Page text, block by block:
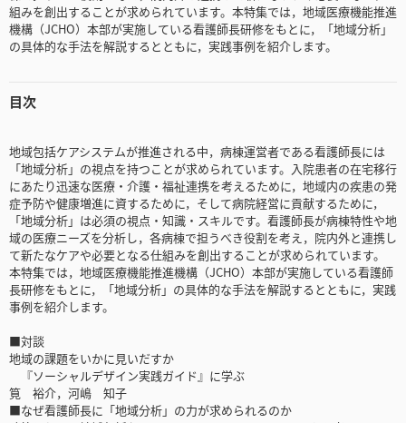
組みを創出することが求められています。本特集では，地域医療機能推進
機構（JCHO）本部が実施している看護師長研修をもとに，「地域分析」
の具体的な手法を解説するとともに，実践事例を紹介します。
目次
地域包括ケアシステムが推進される中，病棟運営者である看護師長には
「地域分析」の視点を持つことが求められています。入院患者の在宅移行
にあたり迅速な医療・介護・福祉連携を考えるために，地域内の疾患の発
症予防や健康増進に資するために，そして病院経営に貢献するために，
「地域分析」は必須の視点・知識・スキルです。看護師長が病棟特性や地
域の医療ニーズを分析し，各病棟で担うべき役割を考え，院内外と連携し
て新たなケアや必要となる仕組みを創出することが求められています。
本特集では，地域医療機能推進機構（JCHO）本部が実施している看護師
長研修をもとに，「地域分析」の具体的な手法を解説するとともに，実践
事例を紹介します。
■対談
地域の課題をいかに見いだすか
『ソーシャルデザイン実践ガイド』に学ぶ
筧 裕介，河嶋 知子
■なぜ看護師長に「地域分析」の力が求められるのか